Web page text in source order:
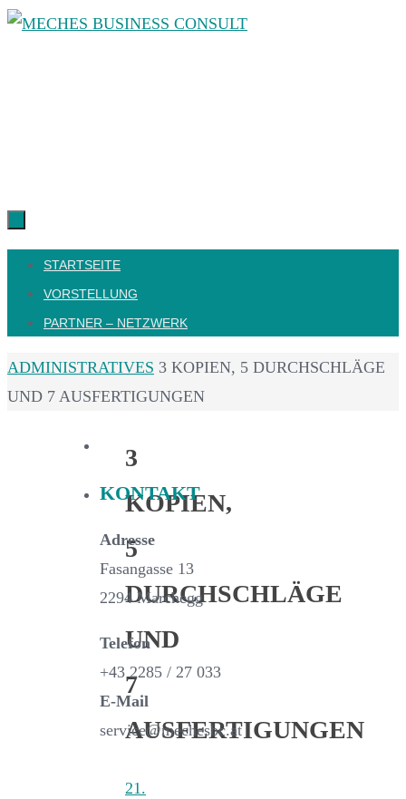
Zum
Zum
Inhalt
springen
STARTSEITE
VORSTELLUNG
PARTNER – NETZWERK
START
ADMINISTRATIVES 3 KOPIEN, 5 DURCHSCHLÄGE
UND 7 AUSFERTIGUNGEN
3
KOPIEN,
5
DURCHSCHLÄGE
UND
7
AUSFERTIGUNGEN
21.
KONTAKT
Adresse
Fasangasse 13
2294 Marchegg
Telefon
+43 2285 / 27 033
E-Mail
service@mechesbc.at